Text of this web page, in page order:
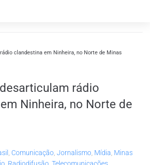
clandestina em Ninheira, no Norte de Minas
rádio
Ninheira, no Norte de
Comunicação Jornalismo Mídia Minas